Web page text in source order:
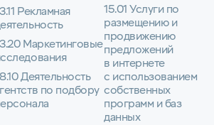
Рекламная
Маркетинговые
Деятельность
по подбору
15.01 Услуги по
размещению и
продвижению
предложений
в интернете
с использованием
собственных
программ и баз
данных